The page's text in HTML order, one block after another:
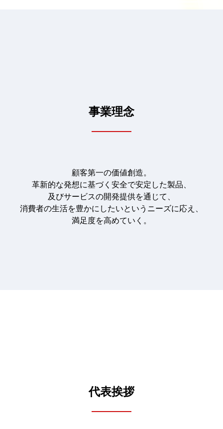
事業理念
顧客第一の価値創造。
革新的な発想に基づく安全で安定した製品、
及びサービスの開発提供を通じて、
消費者の生活を豊かにしたいというニーズに応え、
満足度を高めていく。
代表挨拶